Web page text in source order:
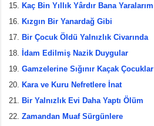
Kaç Bin Yıllık Yârdır Bana Yaralarım
Kızgın Bir Yanardağ Gibi
Bir Çocuk Öldü Yalnızlık Civarında
İdam Edilmiş Nazik Duygular
Gamzelerine Sığınır Kaçak Çocuklar
Kara ve Kuru Nefretlere İnat
Bir Yalnızlık Evi Daha Yaptı Ölüm
Zamandan Muaf Sürgünlere